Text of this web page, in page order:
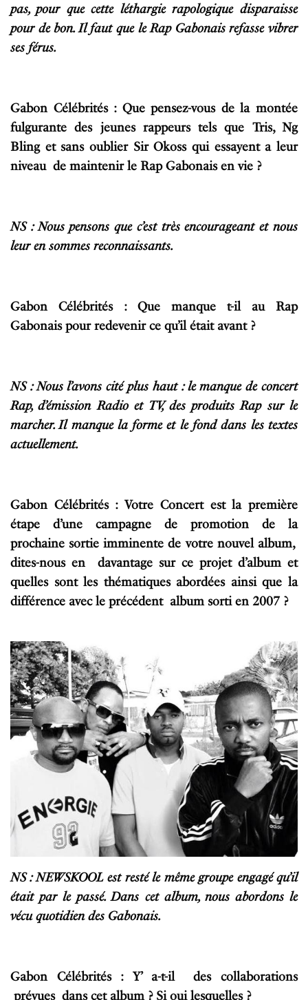
pas, pour que cette léthargie rapologique disparaisse
pour de bon. Il faut que le Rap Gabonais refasse vibrer
ses férus.
Gabon Célébrités : Que pensez-vous de la montée
fulgurante des jeunes rappeurs tels que Tris, Ng
Bling et sans oublier Sir Okoss qui essayent a leur
niveau de maintenir le Rap Gabonais en vie ?
NS : Nous pensons que c’est très encourageant et nous
leur en sommes reconnaissants.
Gabon Célébrités : Que manque t-il au Rap
Gabonais pour redevenir ce qu’il était avant ?
NS : Nous l’avons cité plus haut : le manque de concert
Rap, d’émission Radio et TV, des produits Rap sur le
marcher. Il manque la forme et le fond dans les textes
actuellement.
Gabon Célébrités : Votre Concert est la première
étape d’une campagne de promotion de la
prochaine sortie imminente de votre nouvel album,
dites-nous en davantage sur ce projet d’album et
quelles sont les thématiques abordées ainsi que la
différence avec le précédent album sorti en 2007 ?
NS : NEWSKOOL est resté le même groupe engagé qu’il
était par le passé. Dans cet album, nous abordons le
vécu quotidien des Gabonais.
Gabon Célébrités : Y’ a-t-il des collaborations
prévues dans cet album ? Si oui lesquelles ?